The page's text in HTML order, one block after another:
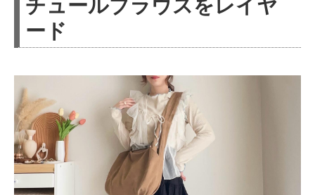
チュールブラウスをレイヤ
ード